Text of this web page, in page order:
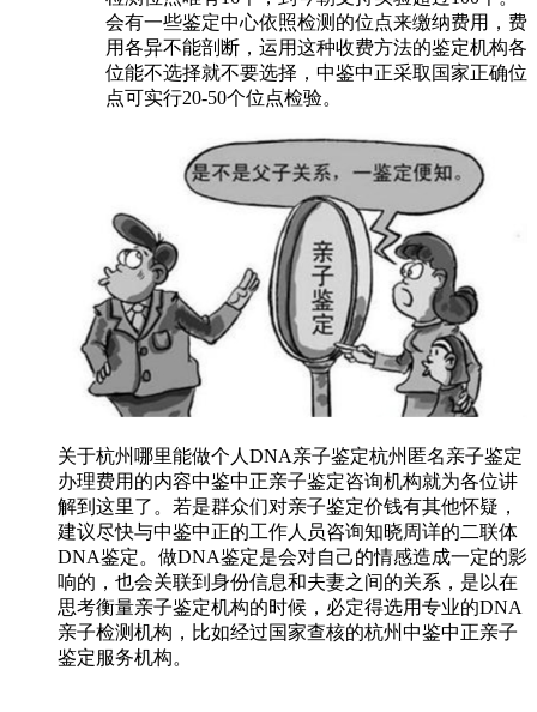
会有一些鉴定中心依照检测的位点来缴纳费用，费
用各异不能剖断，运用这种收费方法的鉴定机构各
位能不选择就不要选择，中鉴中正采取国家正确位
点可实行20-50个位点检验。
关于杭州哪里能做个人DNA亲子鉴定杭州匿名亲子鉴定
办理费用的内容中鉴中正亲子鉴定咨询机构就为各位讲
解到这里了。若是群众们对亲子鉴定价钱有其他怀疑，
建议尽快与中鉴中正的工作人员咨询知晓周详的二联体
DNA鉴定。做DNA鉴定是会对自己的情感造成一定的影
响的，也会关联到身份信息和夫妻之间的关系，是以在
思考衡量亲子鉴定机构的时候，必定得选用专业的DNA
亲子检测机构，比如经过国家查核的杭州中鉴中正亲子
鉴定服务机构。